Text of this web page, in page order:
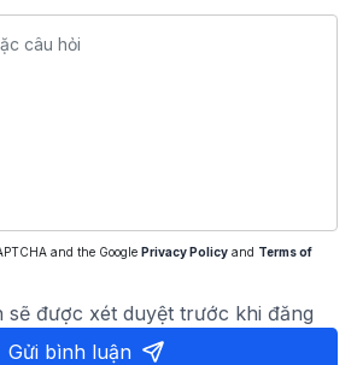
and the Google Privacy Policy and Terms of
sẽ được xét duyệt trước khi đăng
Gửi bình luận